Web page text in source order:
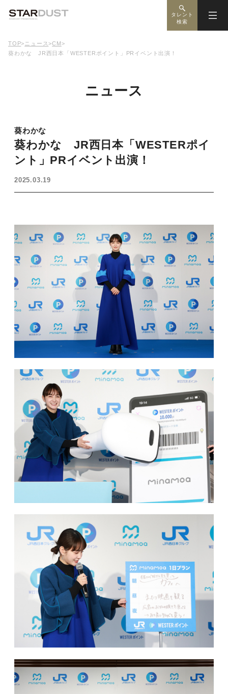
タレント
検索
TOP> ニュース>CM>
葵わかな JR西日本「WESTERポイント」PRイベント出演！
ニュース
葵わかな
葵わかな JR西日本「WESTERポイ
ント」PRイベント出演！
2025.03.19